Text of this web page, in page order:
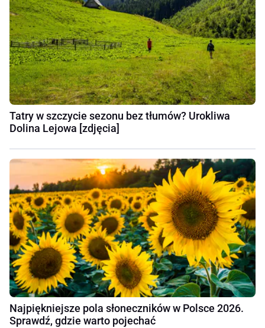
Tatry w szczycie sezonu bez tłumów? Urokliwa
Dolina Lejowa [zdjęcia]
Najpiękniejsze pola słoneczników w Polsce 2026.
Sprawdź, gdzie warto pojechać